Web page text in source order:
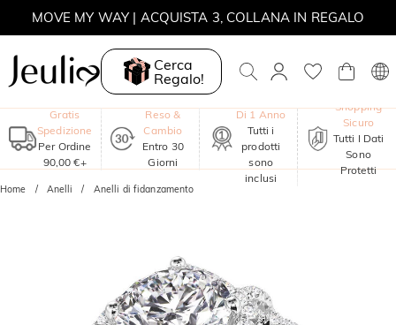
MOVE MY WAY | ACQUISTA 3, COLLANA IN REGALO
Cerca
Regalo!
Gratis
Spedizione
Per Ordine
90,00 €+
Reso &
Cambio
Entro 30
Giorni
Di 1 Anno
Tutti i
prodotti
sono
inclusi
Shopping
Sicuro
Tutti I Dati
Sono
Protetti
Home Anelli Anelli di fidanzamento